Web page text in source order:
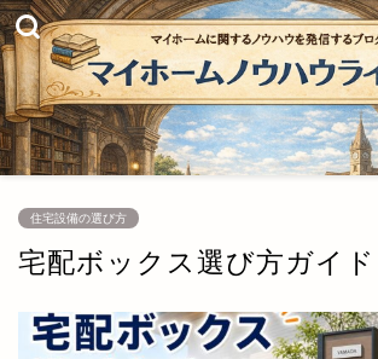
住宅設備の選び方
宅配ボックス選び方ガイド